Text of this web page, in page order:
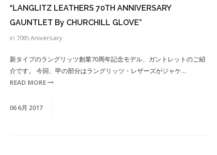
“LANGLITZ LEATHERS 70TH ANNIVERSARY
GAUNTLET By CHURCHILL GLOVE”
in 70th Aniversary
新タイプのラングリッツ創業70周年記念モデル、ガントレットのご紹
介です。 今回、甲の部分はラングリッツ・レザーズがジャケ…
READ MORE
06 6月 2017